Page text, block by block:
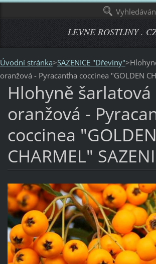
LEVNE ROSTLINY .
Úvodní stránka>SAZENICE "Dřeviny">
oranžová - Pyracantha coccinea "GOLDEN
Hlohyně šarlatová
oranžová -
coccinea "GOLDEN
CHARMEL"